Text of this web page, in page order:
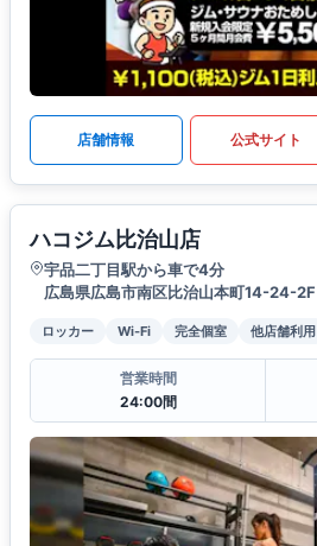
店舗情報 公式サイト
ハコジム比治山店
宇品二丁目駅から車で4分
広島県広島市南区比治山本町14-24-2F
ロッカー Wi-Fi 完全個室 他店舗利用
営業時間
24:00間